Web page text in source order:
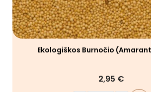
Ekologiškos Burnočio
2,95 €